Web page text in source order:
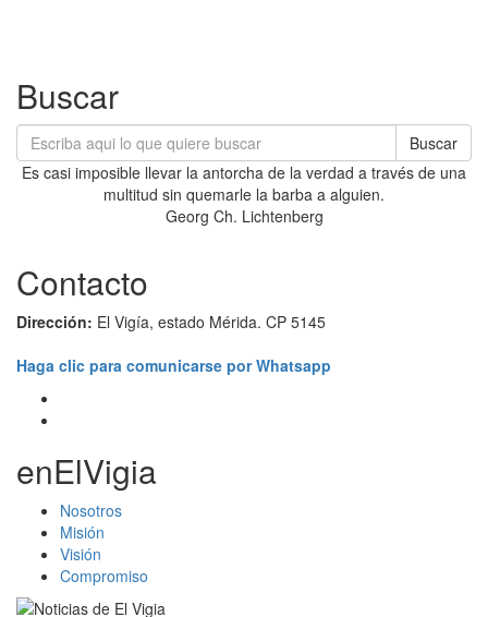
Buscar
Buscar
Es casi imposible llevar la antorcha de la verdad a través de una
multitud sin quemarle la barba a alguien.
Georg Ch. Lichtenberg
Contacto
Dirección: El Vigía, estado Mérida. CP 5145
Haga clic para comunicarse por Whatsapp
enElVigia
Nosotros
Misión
Visión
Compromiso